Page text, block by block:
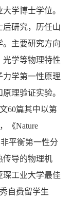
学博士学位。
后研究，历任山
。主要研究方向
光学等物理特性
力学第一性原理
理验证实验。
60篇其中以第
《Nature
平衡第一性分
传导的物理机
琛工业大学最佳
自费留学生